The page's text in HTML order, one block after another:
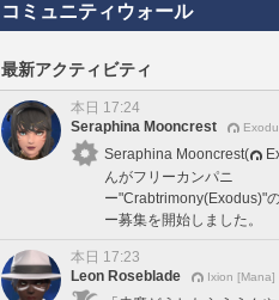
コミュニティウォール
最新アクティビティ
本日 17:24
Seraphina Mooncrest
Seraphina Mooncrest(
んがフリーカンパニ
ー"Crabtrimony(Exodus)"
ー募集を開始しました。
本日 17:23
Leon Roseblade
Ixion [Mana]